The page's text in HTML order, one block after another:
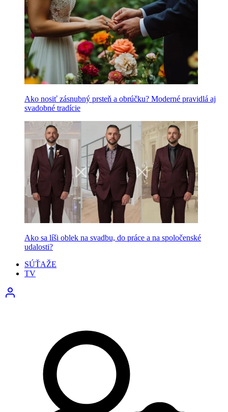
Ako nosiť zásnubný prsteň a obrúčku? Moderné pravidlá aj
svadobné tradície
Ako sa líši oblek na svadbu, do práce a na spoločenské
udalosti?
SÚŤAŽE
TV